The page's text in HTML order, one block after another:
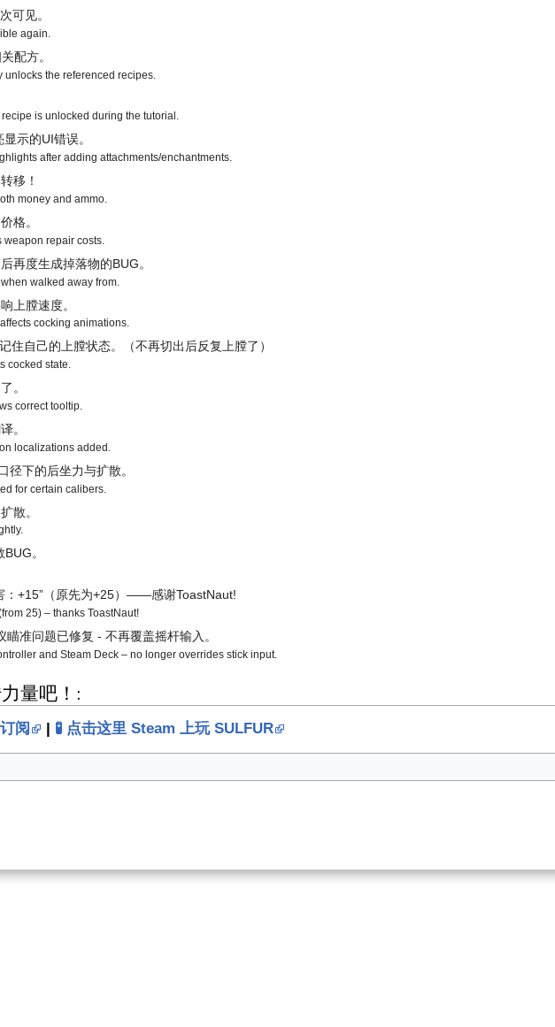
可见。
again.
配方。
the referenced recipes.
is unlocked during the tutorial.
示的UI错误。
after adding attachments/enchantments.
移！
money and ammo.
格。
repair costs.
再度生成掉落物的BUG。
walked away from.
上膛速度。
cocking animations.
住自己的上膛状态。（不再切出后反复上膛了）
cocked state.
。
correct tooltip.
。
localizations added.
径下的后坐力与扩散。
for certain calibers.
散。
。
：+15”（原先为+25）——感谢ToastNaut!
25) – thanks ToastNaut!
准问题已修复 - 不再覆盖摇杆输入。
and Steam Deck – no longer overrides stick input.
量吧！:
阅 🧪 点击这里 Steam 上玩 SULFUR